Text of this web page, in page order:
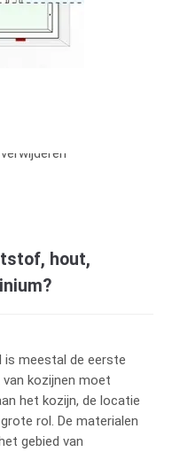
hout,
is meestal de eerste
kozijnen moet
het kozijn, de locatie
rol. De materialen
gebied van